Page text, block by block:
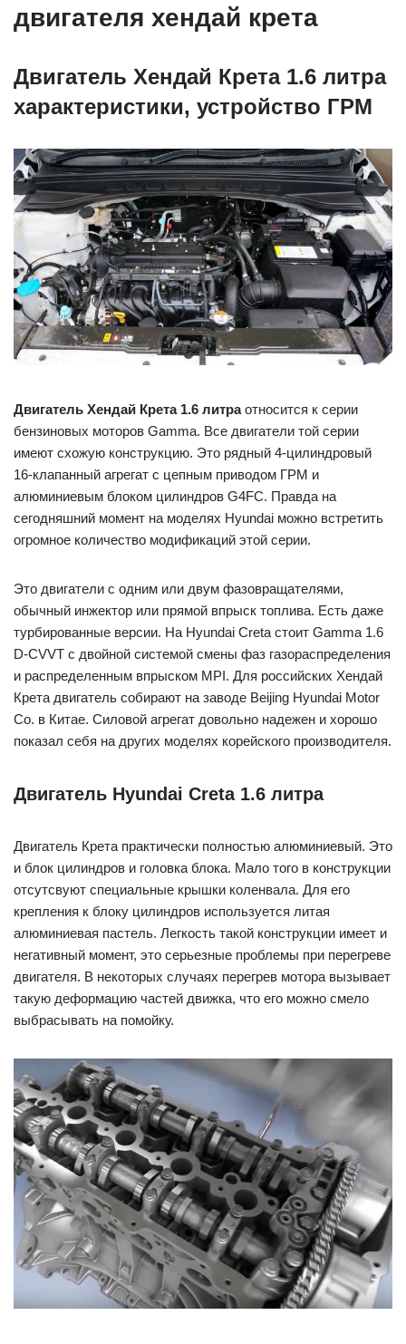
двигателя хендай крета
Двигатель Хендай Крета 1.6 литра
характеристики, устройство ГРМ
Двигатель Хендай Крета 1.6 литраотносится к серии
бензиновых моторов Gamma. Все двигатели той серии
имеют схожую конструкцию. Это рядный 4-цилиндровый
16-клапанный агрегат с цепным приводом ГРМ и
алюминиевым блоком цилиндров G4FС. Правда на
сегодняшний момент на моделях Hyundai можно встретить
огромное количество модификаций этой серии.
Это двигатели с одним или двум фазовращателями,
обычный инжектор или прямой впрыск топлива. Есть даже
турбированные версии. На Hyundai Creta стоит Gamma 1.6
D-CVVT с двойной системой смены фаз газораспределения
и распределенным впрыском MPI. Для российских Хендай
Крета двигатель собирают на заводе Beijing Hyundai Motor
Co. в Китае. Силовой агрегат довольно надежен и хорошо
показал себя на других моделях корейского производителя.
Двигатель Hyundai Creta 1.6 литра
Двигатель Крета практически полностью алюминиевый. Это
и блок цилиндров и головка блока. Мало того в конструкции
отсутсвуют специальные крышки коленвала. Для его
крепления к блоку цилиндров используется литая
алюминиевая пастель. Легкость такой конструкции имеет и
негативный момент, это серьезные проблемы при перегреве
двигателя. В некоторых случаях перегрев мотора вызывает
такую деформацию частей движка, что его можно смело
выбрасывать на помойку.